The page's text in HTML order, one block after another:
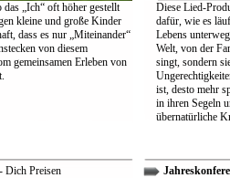
„Ich“ oft höher gestellt
kleine und große Kinder
dass es nur „Miteinander“
von diesem
gemeinsamen Erleben von
Diese Lied-
dafür, wie es
Lebens
Welt, von der
singt, sondern
ist, desto mehr
in ihren Segeln
übernatürliche
Dich Preisen